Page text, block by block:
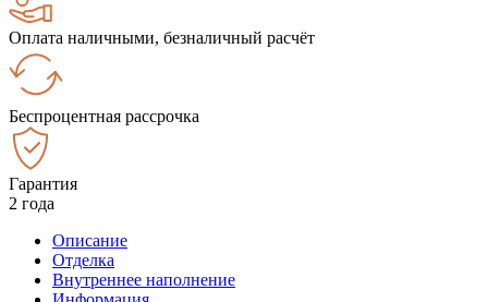
Оплата наличными, безналичный расчёт
Беспроцентная рассрочка
Гарантия
2 года
Описание
Отделка
Внутреннее наполнение